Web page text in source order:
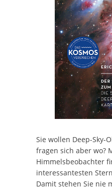
Sie wollen Deep-Sky-
fragen sich aber wo?
Himmelsbeobachter
interessantesten
Damit stehen Sie nie